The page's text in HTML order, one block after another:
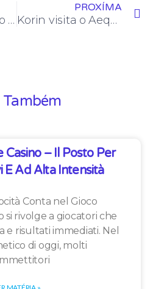
AEQUOR volta ao processo de Elaboração de Planos Municipais de Saneamento Básico
PROXÍMA
Korin visita o Aequor
Também
Casino – Il Posto Per
E Ad Alta Intensità
Conta nel Gioco
si rivolge a giocatori che
e risultati immediati. Nel
di oggi, molti